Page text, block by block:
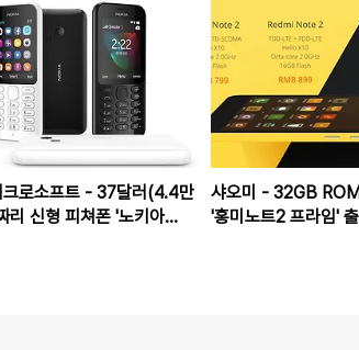
크로소프트 - 37달러(4.4만
리 신형 피쳐폰 '노키아
샤오미 - 32GB
'홍미노트2 프라임' 출